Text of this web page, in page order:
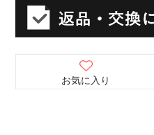
お気に入り